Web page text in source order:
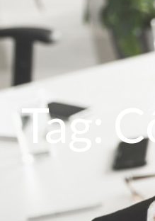
Tag: